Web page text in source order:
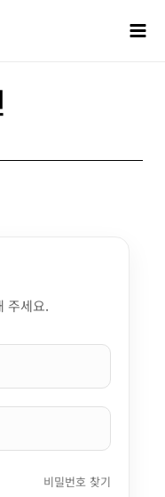
주세요.
비밀번호 찾기